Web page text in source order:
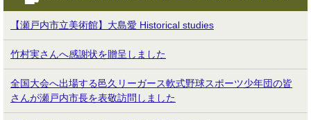
【瀬戸内市立美術館】大島愛 Historical studies
竹村実さんへ感謝状を贈呈しました
全国大会へ出場する邑久リーガース軟式野球スポーツ少年団の皆
さんが瀬戸内市長を表敬訪問しました